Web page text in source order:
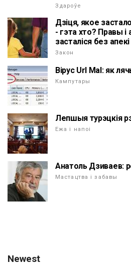
Здароўе
Дзіця, якое
- гэта хто? Правы і
засталіся без
Закон
Вірус Url Mal: як
Кампутары
Лепшыя турэцкія
Ежа і напоі
Анатоль Дзиваев:
Мастацтва і забавы
Newest